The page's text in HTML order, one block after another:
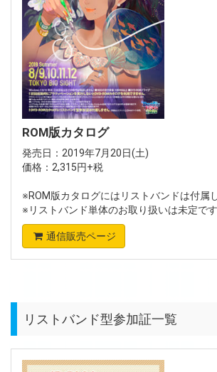
ROM版カタログ
発売日：2019年7月20日(土)
価格：2,315円+税
※ROM版カタログにはリストバンドは付属
※リストバンド単体のお取り扱いは未定です
通信販売ページ
リストバンド型参加証一覧